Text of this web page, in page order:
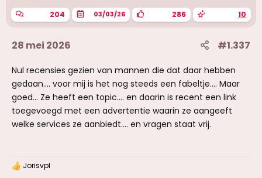
204 03/03/26 286 10
28 mei 2026 #1.337
Nul recensies gezien van mannen die dat daar hebben
gedaan.... voor mij is het nog steeds een fabeltje.... Maar
goed... Ze heeft een topic.... en daarin is recent een link
toegevoegd met een advertentie waarin ze aangeeft
welke services ze aanbiedt.... en vragen staat vrij.
W Jorisvpl